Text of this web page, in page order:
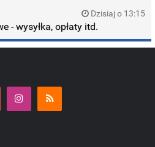
Dzisiaj o 13:15
- wysyłka, opłaty itd.